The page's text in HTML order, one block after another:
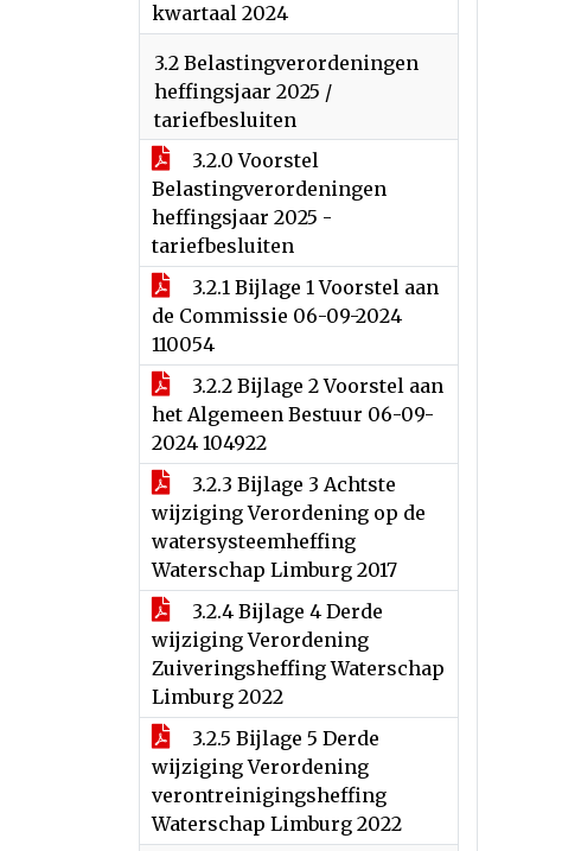
kwartaal 2024
3.2 Belastingverordeningen
heffingsjaar 2025 /
tariefbesluiten
3.2.0 Voorstel
Belastingverordeningen
heffingsjaar 2025 -
tariefbesluiten
3.2.1 Bijlage 1 Voorstel aan
de Commissie 06-09-2024
110054
3.2.2 Bijlage 2 Voorstel aan
het Algemeen Bestuur 06-09-
2024 104922
3.2.3 Bijlage 3 Achtste
wijziging Verordening op de
watersysteemheffing
Waterschap Limburg 2017
3.2.4 Bijlage 4 Derde
wijziging Verordening
Zuiveringsheffing Waterschap
Limburg 2022
3.2.5 Bijlage 5 Derde
wijziging Verordening
verontreinigingsheffing
Waterschap Limburg 2022